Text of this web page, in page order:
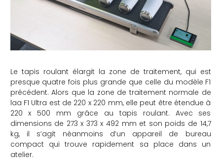
Le tapis roulant élargit la zone de traitement, qui est
presque quatre fois plus grande que celle du modèle F1
précédent. Alors que la zone de traitement normale de
laa F1 Ultra est de 220 x 220 mm, elle peut être étendue à
220 x 500 mm grâce au tapis roulant. Avec ses
dimensions de 273 x 373 x 492 mm et son poids de 14,7
kg, il s’agit néanmoins d’un appareil de bureau
compact qui trouve rapidement sa place dans un
atelier.